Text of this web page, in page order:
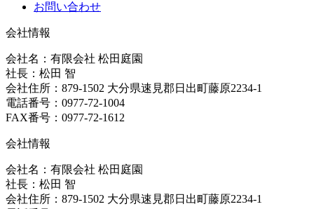
お問い合わせ
会社情報
会社名：有限会社 松田庭園
社長：松田 智
会社住所：879-1502 大分県速見郡日出町藤原2234-1
電話番号：0977-72-1004
FAX番号：0977-72-1612
会社情報
会社名：有限会社 松田庭園
社長：松田 智
会社住所：879-1502 大分県速見郡日出町藤原2234-1